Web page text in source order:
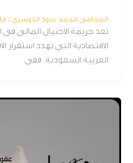
المحامي محمد عبود الدوسري /
تعد جريمة الاحتيال المالي
الاقتصادية التي تهدد
العربية السعودية. ففي